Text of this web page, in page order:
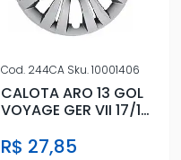
Cod. 244CA Sku.10001406
CALOTA ARO 13 GOL
VOYAGE GER VII 17/18
R$ 27,85